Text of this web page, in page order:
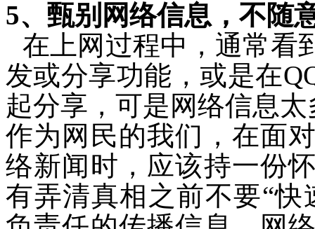
5、甄别网络信息，不随
在上网过程中，通常看
发或分享功能，或是在
起分享，可是网络信息太
作为网民的我们，在面
络新闻时，应该持一份
有弄清真相之前不要“快